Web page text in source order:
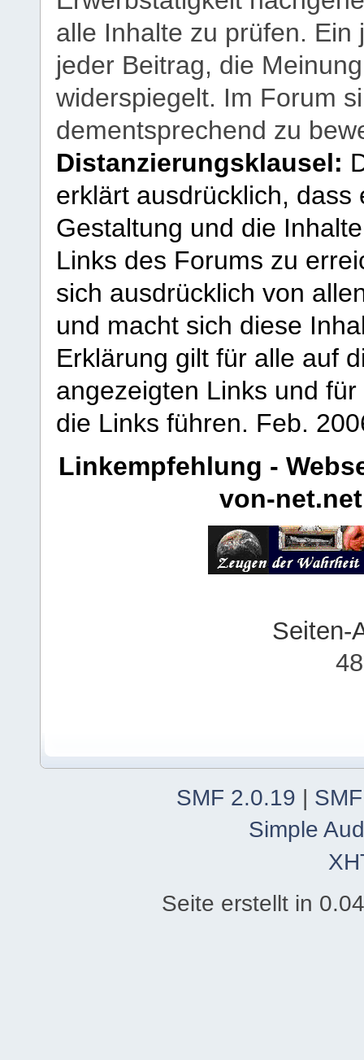
alle Inhalte zu prüfen.
jeder Beitrag, die
widerspiegelt. Im Forum
dementsprechend zu
Distanzierungsklausel:
erklärt ausdrücklich,
Gestaltung und die
Links des Forums zu
sich ausdrücklich von
und macht sich diese
Erklärung gilt für alle auf
angezeigten Links und
die Links führen. Feb.
Linkempfehlung -
von-net.net
Seiten-
SMF 2.0.19
Simple
Seite erstellt in